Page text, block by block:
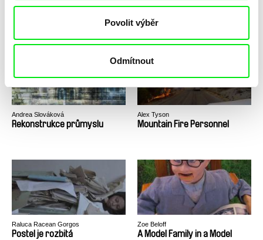
Povolit výběr
Odmítnout
Claire Simon Fritz Ofner
Andrea Slováková
Rekonstrukce průmyslu
Alex Tyson
Mountain Fire Personnel
Raluca Racean Gorgos
Postel je rozbitá
Zoe Beloff
A Model Family in a Model